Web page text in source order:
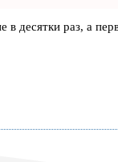
в десятки раз, а